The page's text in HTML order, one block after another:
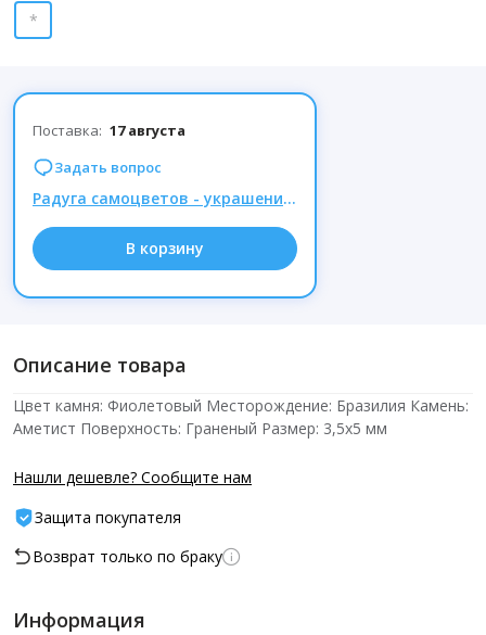
*
Поставка: 17 августа
Задать вопрос
Радуга самоцветов - украшения из натуральных камней, Комиссия 15% при заказе от 1000р.
В корзину
Описание товара
Цвет камня: Фиолетовый Месторождение: Бразилия Камень:
Аметист Поверхность: Граненый Размер: 3,5х5 мм
Нашли дешевле? Сообщите нам
Защита покупателя
Возврат только по браку
Информация